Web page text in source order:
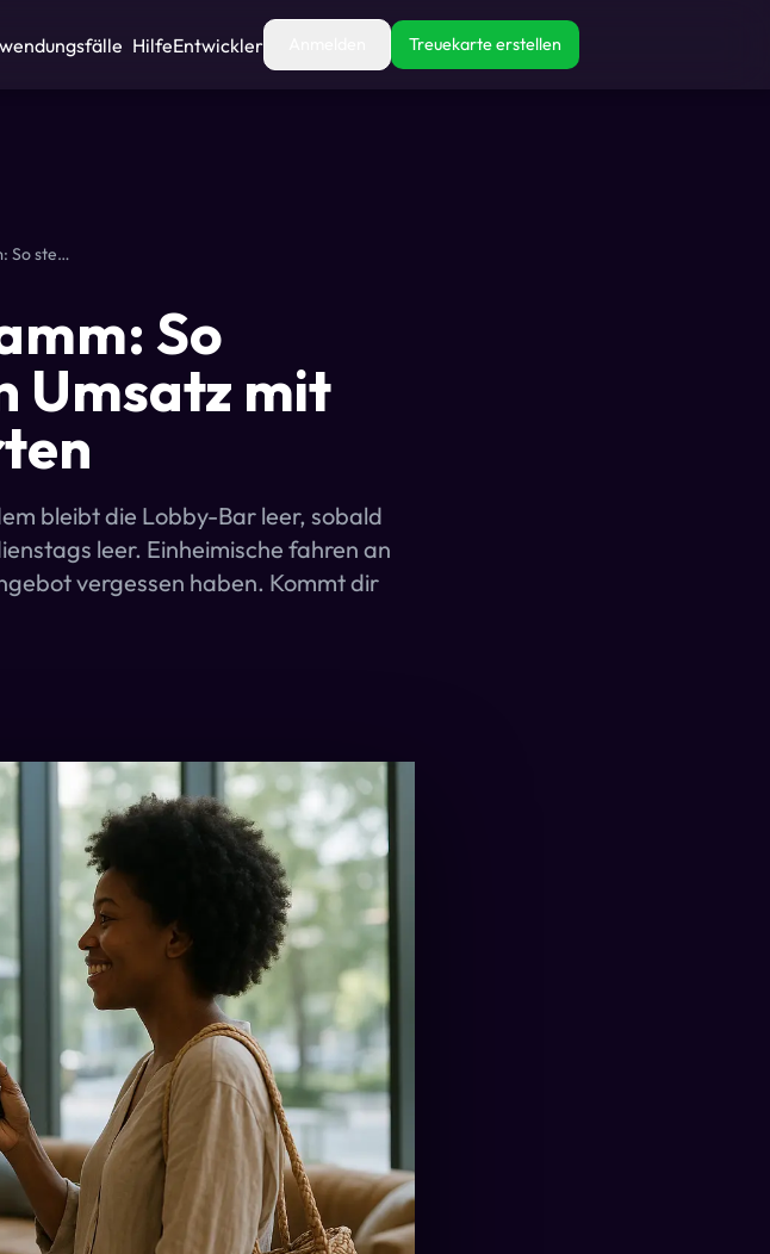
HilfeEntwickler Treuekarte erstellen
Hotel-Treueprogramm: So steigerst du deinen Umsatz mit digitalen Treuekarten
So
Umsatz mit
bleibt die Lobby-Bar leer, sobald
leer. Einheimische fahren an
vergessen haben. Kommt dir